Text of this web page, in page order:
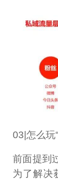
03|怎么玩
前面提到
为了解决